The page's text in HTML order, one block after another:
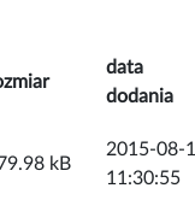
data
dodania
kB
2015-08-
11:30:55